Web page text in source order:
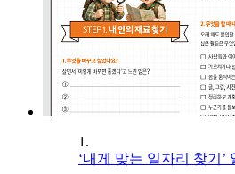
1.
‘내게 맞는 일자리 찾기’